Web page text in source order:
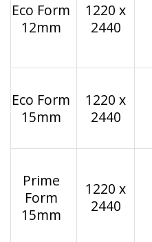
Eco Form
12mm
1220 x
2440
Eco Form
15mm
1220 x
2440
Prime
Form
15mm
1220 x
2440